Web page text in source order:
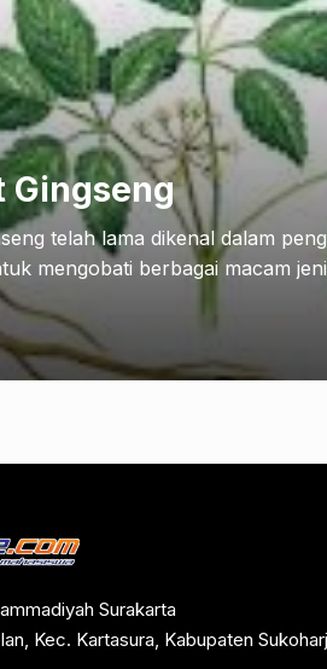
Gingseng
telah lama dikenal dalam
mengobati berbagai macam
Surakarta
Kec. Kartasura, Kabupaten